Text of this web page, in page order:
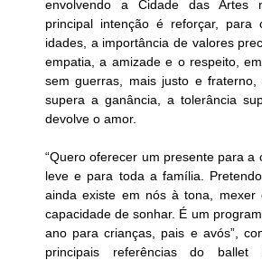
envolvendo a Cidade das Artes
principal intenção é reforçar, para
idades, a importância de valores
empatia, a amizade e o respeito,
sem guerras, mais justo e fraterno,
supera a ganância, a tolerância
devolve o amor.
“Quero oferecer um presente para a
leve e para toda a família.
ainda existe em nós à tona, mexer
capacidade de sonhar. É um
ano para crianças, pais e avós”,
principais referências do ballet